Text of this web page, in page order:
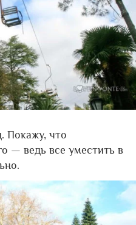
Покажу, что
— ведь все уместить в